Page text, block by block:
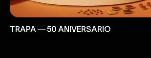
TRAPA ― 50 ANIVERSARIO